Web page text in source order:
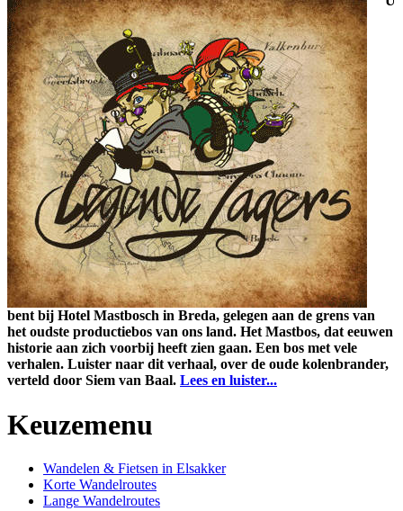
bent bij Hotel Mastbosch in Breda, gelegen aan de grens van
het oudste productiebos van ons land. Het Mastbos, dat eeuwen
historie aan zich voorbij heeft zien gaan. Een bos met vele
verhalen. Luister naar dit verhaal, over de oude kolenbrander,
verteld door Siem van Baal. Lees en luister...
Keuzemenu
Wandelen & Fietsen in Elsakker
Korte Wandelroutes
Lange Wandelroutes